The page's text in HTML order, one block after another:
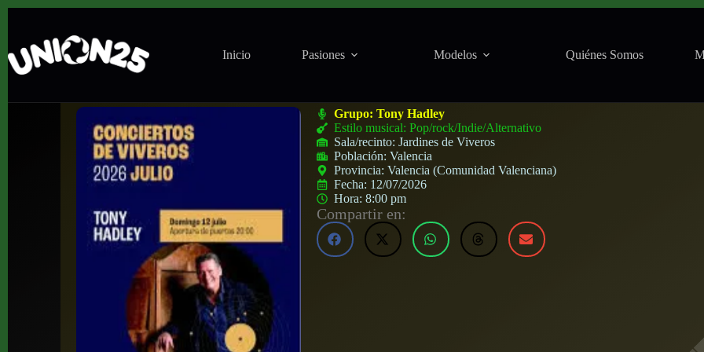
Inicio Pasiones Modelos Quiénes Somos
Grupo:Tony Hadley
Estilo musical: Pop/rock/Indie/Alternativo
Sala/recinto:Jardines de Viveros
Población:Valencia
Provincia:Valencia (Comunidad Valenciana)
Fecha: 12/07/2026
Hora:8:00 pm
Compartir en: